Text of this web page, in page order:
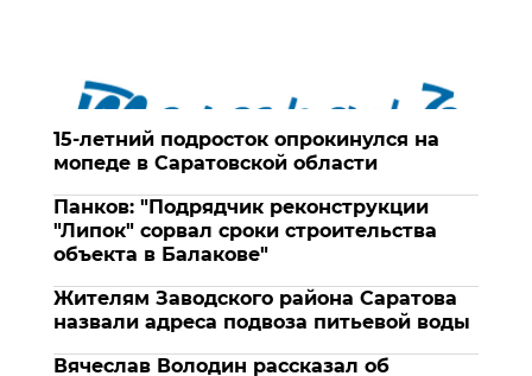
15-летний подросток опрокинулся на
мопеде в Саратовской области
Панков: "Подрядчик реконструкции
"Липок" сорвал сроки строительства
объекта в Балакове"
Жителям Заводского района Саратова
назвали адреса подвоза питьевой воды
Вячеслав Володин рассказал об